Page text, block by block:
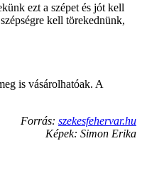
ezt a szépet és jót kell
kell törekednünk,
is vásárolhatóak. A
Forrás: szekesfehervar.hu
Képek: Simon Erika